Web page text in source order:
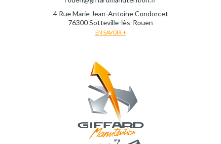
4 Rue Marie Jean-Antoine Condorcet
76300 Sotteville-lès-Rouen
EN SAVOIR +